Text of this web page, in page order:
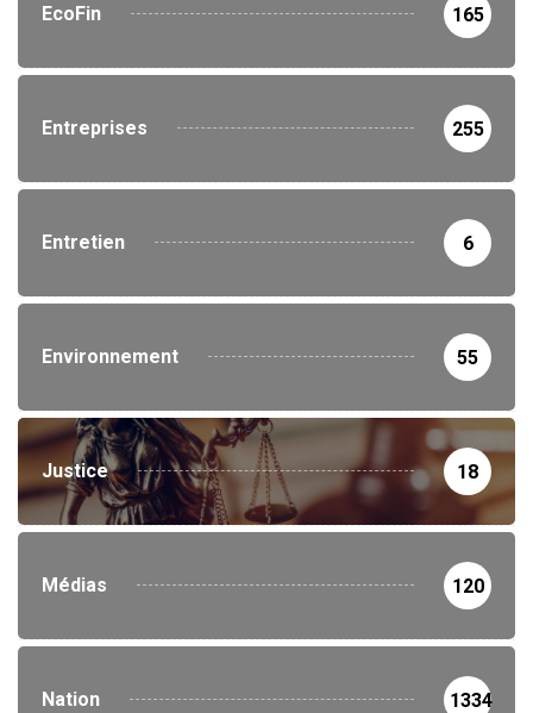
EcoFin 165
Entreprises 255
Entretien 6
Environnement 55
Justice 18
Médias 120
Nation 1334